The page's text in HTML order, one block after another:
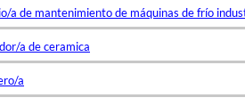
a de mantenimiento de máquinas de frío
a de ceramica
a